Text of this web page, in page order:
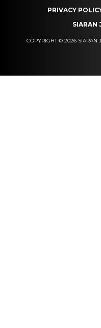
PRIVACY
SIARAN
COPYRIGHT © 2026 SIARAN